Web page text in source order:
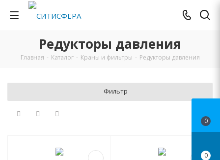
Редукторы давления
Главная - Каталог - Краны и фильтры - Редукторы давления
Фильтр
0
0